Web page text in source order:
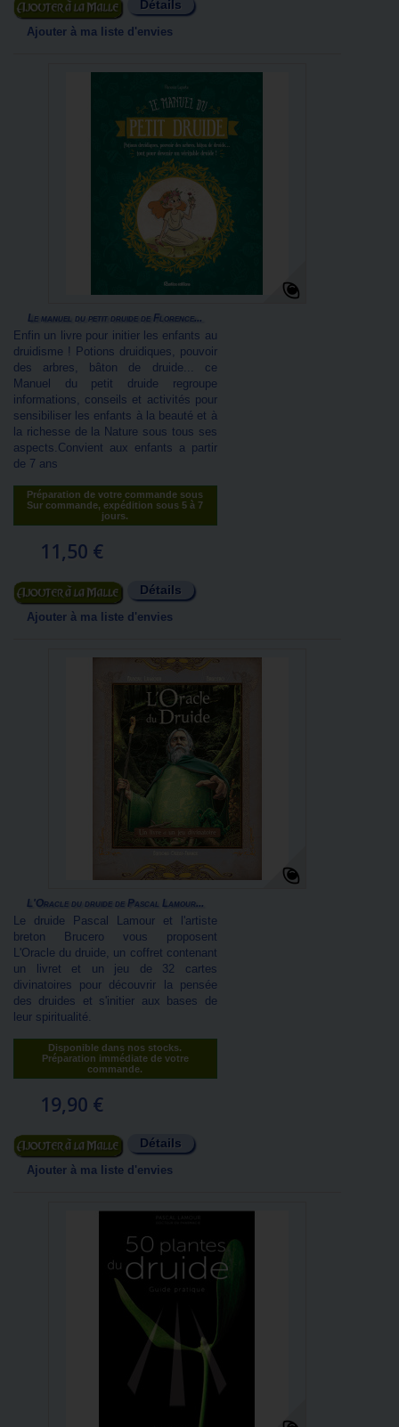
Ajouter au panier Détails
Ajouter à ma liste d'envies
Le manuel du petit druide de Florence...
Enfin un livre pour initier les enfants au
druidisme ! Potions druidiques, pouvoir
des arbres, bâton de druide... ce
Manuel du petit druide regroupe
informations, conseils et activités pour
sensibiliser les enfants à la beauté et à
la richesse de la Nature sous tous ses
aspects.Convient aux enfants a partir
de 7 ans
Préparation de votre commande sous
Sur commande, expédition sous 5 à 7
jours.
11,50 €
Ajouter au panier Détails
Ajouter à ma liste d'envies
L'Oracle du druide de Pascal Lamour...
Le druide Pascal Lamour et l'artiste
breton Brucero vous proposent
L'Oracle du druide, un coffret contenant
un livret et un jeu de 32 cartes
divinatoires pour découvrir la pensée
des druides et s'initier aux bases de
leur spiritualité.
Disponible dans nos stocks.
Préparation immédiate de votre
commande.
19,90 €
Ajouter au panier Détails
Ajouter à ma liste d'envies